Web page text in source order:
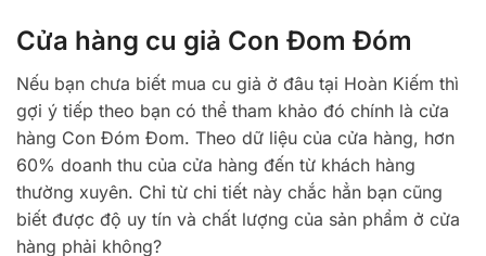
Cửa hàng cu giả Con Đom Đóm
Nếu bạn chưa biết mua cu giả ở đâu tại Hoàn Kiếm thì
gợi ý tiếp theo bạn có thể tham khảo đó chính là cửa
hàng Con Đóm Đom. Theo dữ liệu của cửa hàng, hơn
60% doanh thu của cửa hàng đến từ khách hàng
thường xuyên. Chỉ từ chi tiết này chắc hẳn bạn cũng
biết được độ uy tín và chất lượng của sản phẩm ở cửa
hàng phải không?